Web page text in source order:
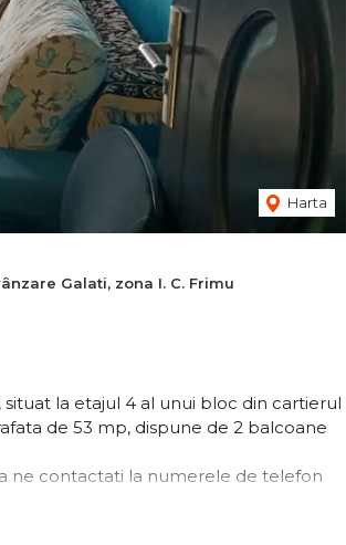
Harta
Galati, zona I. C. Frimu
la etajul 4 al unui bloc din cartierul
de 53 mp, dispune de 2 balcoane
ne contactati la numerele de telefon